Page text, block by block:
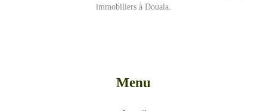
immobiliers à Douala.
Menu